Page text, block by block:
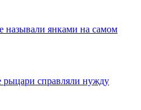
янками на самом
рыцари справляли нужду